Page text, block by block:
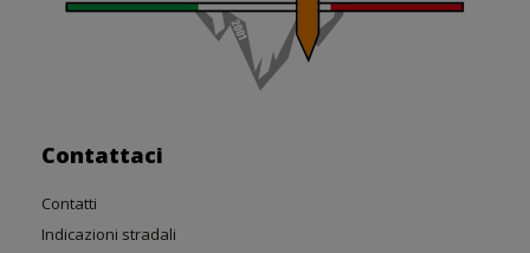
Contattaci
Contatti
Indicazioni stradali